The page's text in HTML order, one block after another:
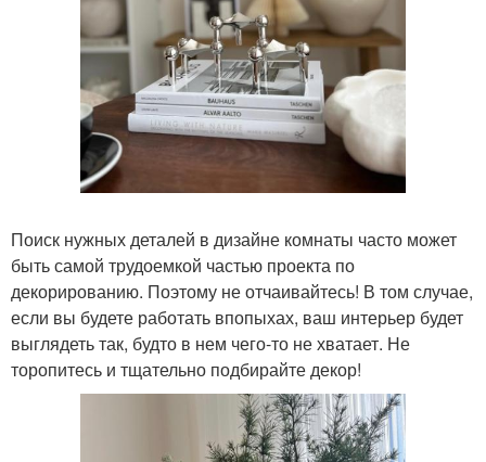
Поиск нужных деталей в дизайне комнаты часто может
быть самой трудоемкой частью проекта по
декорированию. Поэтому не отчаивайтесь! В том случае,
если вы будете работать впопыхах, ваш интерьер будет
выглядеть так, будто в нем чего-то не хватает. Не
торопитесь и тщательно подбирайте декор!